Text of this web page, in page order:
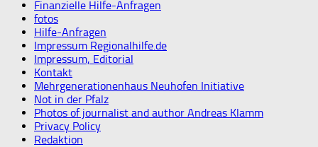
Finanzielle Hilfe-Anfragen
fotos
Hilfe-Anfragen
Impressum Regionalhilfe.de
Impressum, Editorial
Kontakt
Mehrgenerationenhaus Neuhofen Initiative
Not in der Pfalz
Photos of journalist and author Andreas Klamm
Privacy Policy
Redaktion